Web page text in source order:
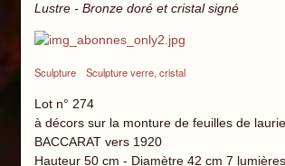
Lustre - Bronze doré et cristal signé
Sculpture Sculpture verre, cristal
Lot n° 274
à décors sur la monture de feuilles de
BACCARAT vers 1920
Hauteur 50 cm - Diamètre 42 cm 7 lumières